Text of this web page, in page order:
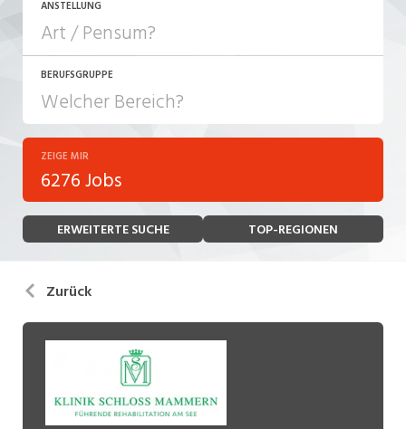
ANSTELLUNG
JOB-TYP
Festanstellung
Temporär (befristet)
Freelance
Praktikum
Lehrstelle
POSITION
BERUFSGRUPPE
Bank, Versicherung
Bau, Handwerk, Elektro
Bildung, Kunst, Design, Soziale Berufe, Sport
Einkauf, Logistik, Transport, Verkehr
Engineering, Technik, Architektur
Finanzen, Controlling, Treuhand, Recht
ZEIGE MIR
6276 Jobs
ERWEITERTE SUCHE TOP-REGIONEN
Zurück